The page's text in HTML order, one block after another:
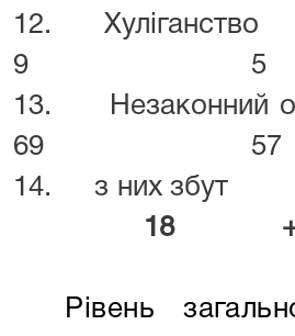
12.
9 5
13.
69 57
14. з
18
Рівень